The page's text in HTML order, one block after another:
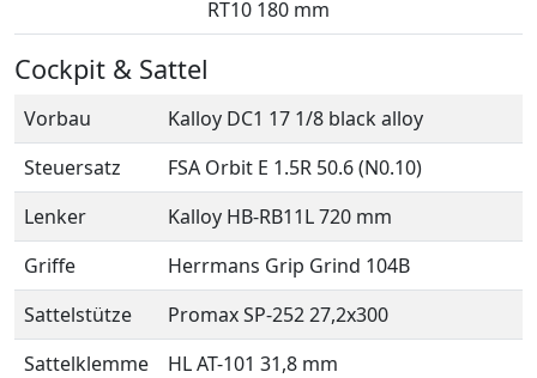
RT10 180 mm
Cockpit & Sattel
Vorbau
Kalloy DC1 17 1/8 black alloy
Steuersatz
FSA Orbit E 1.5R 50.6 (N0.10)
Lenker
Kalloy HB-RB11L 720 mm
Griffe
Herrmans Grip Grind 104B
Sattelstütze
Promax SP-252 27,2x300
Sattelklemme
HL AT-101 31,8 mm